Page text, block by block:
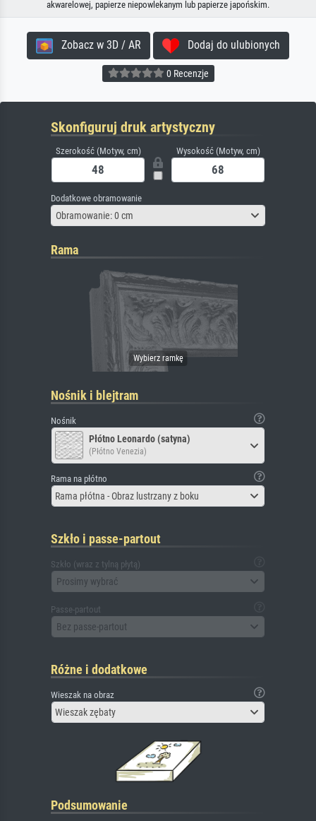
akwarelowej, papierze niepowlekanym lub papierze japońskim.
Zobacz w 3D / AR Dodaj do ulubionych
0 Recenzje
Skonfiguruj druk artystyczny
Szerokość (Motyw, cm) Wysokość (Motyw, cm)
Dodatkowe obramowanie
Obramowanie: 0 cm
Rama
Nośnik i blejtram
Nośnik
Płótno Leonardo (satyna)
(Płótno Venezia)
Rama na płótno
Rama płótna - Obraz lustrzany z boku
Szkło i passe-partout
Szkło (wraz z tylną płytą)
Prosimy wybrać
Passe-partout
Bez passe-partout
Różne i dodatkowe
Wieszak na obraz
Wieszak zębaty
Podsumowanie